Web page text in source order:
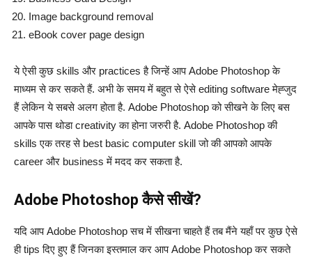
Image background removal
eBook cover page design
ये ऐसी कुछ skills और practices है जिन्हें आप Adobe Photoshop के
माध्यम से कर सकते हैं. अभी के समय में बहुत से ऐसे editing software मेह्जुद
हैं लेकिन ये सबसे अलग होता है. Adobe Photoshop को सीखने के लिए बस
आपके पास थोडा creativity का होना जरुरी है. Adobe Photoshop की
skills एक तरह से best basic computer skill जो की आपको आपके
career और business में मदद कर सकता है.
Adobe Photoshop कैसे सीखें?
यदि आप Adobe Photoshop सच में सीखना चाहते हैं तब मैंने यहाँ पर कुछ ऐसे
ही tips दिए हुए हैं जिनका इस्तमाल कर आप Adobe Photoshop कर सकते